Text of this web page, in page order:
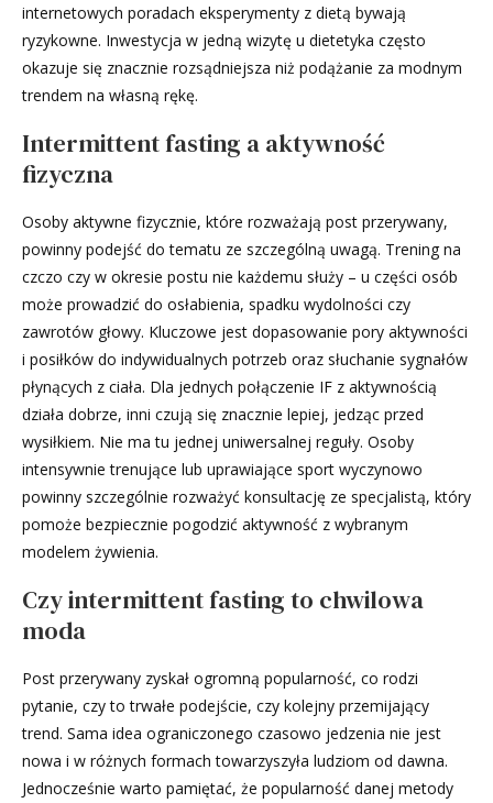
internetowych poradach eksperymenty z dietą bywają
ryzykowne. Inwestycja w jedną wizytę u dietetyka często
okazuje się znacznie rozsądniejsza niż podążanie za modnym
trendem na własną rękę.
Intermittent fasting a aktywność
fizyczna
Osoby aktywne fizycznie, które rozważają post przerywany,
powinny podejść do tematu ze szczególną uwagą. Trening na
czczo czy w okresie postu nie każdemu służy – u części osób
może prowadzić do osłabienia, spadku wydolności czy
zawrotów głowy. Kluczowe jest dopasowanie pory aktywności
i posiłków do indywidualnych potrzeb oraz słuchanie sygnałów
płynących z ciała. Dla jednych połączenie IF z aktywnością
działa dobrze, inni czują się znacznie lepiej, jedząc przed
wysiłkiem. Nie ma tu jednej uniwersalnej reguły. Osoby
intensywnie trenujące lub uprawiające sport wyczynowo
powinny szczególnie rozważyć konsultację ze specjalistą, który
pomoże bezpiecznie pogodzić aktywność z wybranym
modelem żywienia.
Czy intermittent fasting to chwilowa
moda
Post przerywany zyskał ogromną popularność, co rodzi
pytanie, czy to trwałe podejście, czy kolejny przemijający
trend. Sama idea ograniczonego czasowo jedzenia nie jest
nowa i w różnych formach towarzyszyła ludziom od dawna.
Jednocześnie warto pamiętać, że popularność danej metody